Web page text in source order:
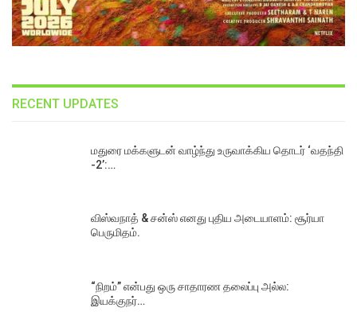
RECENT UPDATES
மதுரை மக்களுடன் வாழ்ந்து உருவாக்கிய தொடர் ‘வதந்தி
-2’:…
விஸ்வநாத் & சன்ஸ் எனது புதிய அடையாளம்: சூர்யா
பெருமிதம்.
“நிறம்” என்பது ஒரு சாதாரண தலைப்பு அல்ல:
இயக்குநர்…